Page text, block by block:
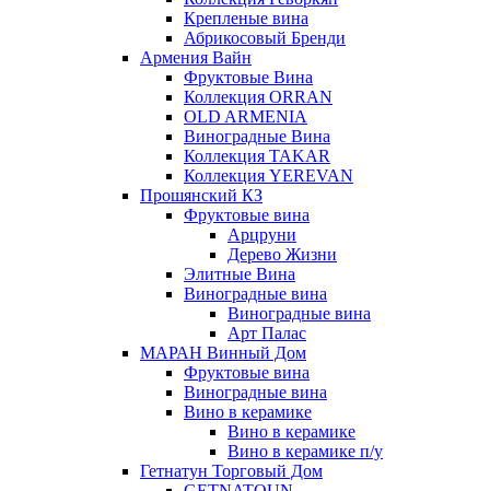
Крепленые вина
Абрикосовый Бренди
Армения Вайн
Фруктовые Вина
Коллекция ORRAN
OLD ARMENIA
Виноградные Вина
Коллекция TAKAR
Коллекция YEREVAN
Прошянский КЗ
Фруктовые вина
Арцруни
Дерево Жизни
Элитные Вина
Виноградные вина
Виноградные вина
Арт Палас
МАРАН Винный Дом
Фруктовые вина
Виноградные вина
Вино в керамике
Вино в керамике
Вино в керамике п/у
Гетнатун Торговый Дом